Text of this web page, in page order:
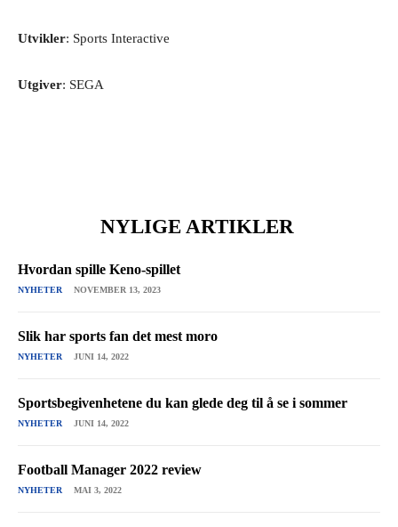
Utvikler: Sports Interactive
Utgiver: SEGA
NYLIGE ARTIKLER
Hvordan spille Keno-spillet
NYHETER NOVEMBER 13, 2023
Slik har sports fan det mest moro
NYHETER JUNI 14, 2022
Sportsbegivenhetene du kan glede deg til å se i sommer
NYHETER JUNI 14, 2022
Football Manager 2022 review
NYHETER MAI 3, 2022